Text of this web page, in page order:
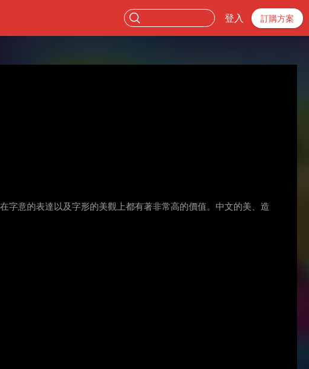
登入 訂購方案
字意的表達以及字形的美觀上都有著非常高的價值。中文的美、造